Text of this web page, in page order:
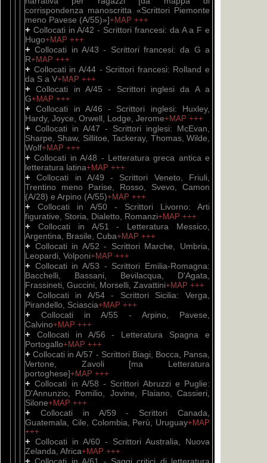
corrispondenza manoscritta «Scrittori Piemonte
meno Pavese (A/55)»]+MAP +++
+ Collocati in A/42 - Scrittori francesi: da A a F e
Hugo+MAP +++
+Collocati in A/43 - Scrittori francesi: da G a
R+MAP +++
+ Collocati in A/44 - Scrittori francesi: Rolland e
da S a V+MAP +++
+Collocati in A/45 - Scrittori inglesi da A a
G+MAP +++
+Collocati in A/46 - Scrittori inglesi: Huxley,
Hardy, Joyce, Orwell, Lodge, Jerome+MAP +++
+ Collocati in A/47 - Scrittori inglesi: McEvan,
Sharpe, Shaw, Sillitoe, Tackeray, Thomas, Wilde,
Wolf+MAP +++
+Collocati in A/48 - Letteratura greca antica e
letteratura latina+MAP +++
+Collocati in A/49 - Scrittori Veneto, Friuli,
Trentino meno Parise, Rosso, Svevo, Camon
(A/28) e Arpino (A/55)+MAP +++
+ Collocati in A/50 - Scrittori Livorno: Arti
figurative, Storia, Dialetto, Romanzi+MAP +++
+ Collocati in A/51 - Letteratura Messico,
Argentina, Brasile, Cuba+MAP +++
+ Collocati in A/52 - Scrittori Marche, Umbria,
Leopardi, Volponi+MAP +++
+ Collocati in A/53 - Scrittori Emilia-Romagna:
Bacchelli, Bassani, Bevilacqua, D'Agata,
Frassineti, Guccini, Morselli, Zavattini+MAP +++
+ Collocati in A/54 - Scrittori Sicilia: Verga,
Pirandello, Sciascia+MAP +++
+ Collocati in A/55 - Arpino, Pavese,
Calvino+MAP +++
+ Collocati in A/56 - Letteratura Spagna e
Portogallo+MAP +++
+Collocati in A/57 - Scrittori Biagi, Bocca, Pansa,
Vertone, Zavoli [ma Letteratura
portoghese]+MAP +++
+Collocati in A/58 - Scrittori Abruzzi e Puglie:
D'Annunzio, Pomilio, Jovine, Flaiano, Cassieri,
Silone+MAP +++
+ Collocati in A/59 - Scrittori Canada,
Guatemala, Cile, Colombia, Perù, Uruguay+MAP
+++
+ Collocati in A/60 - Scrittori Australia, Nuova
Zelanda, Africa+MAP +++
+